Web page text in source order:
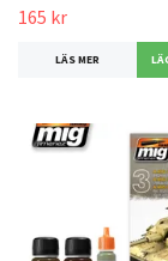
165 kr
LÄS MER